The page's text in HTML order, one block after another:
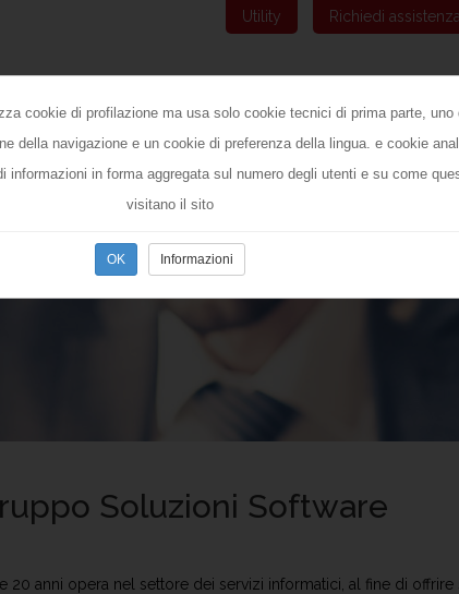
Utility Richiedi assistenza
Soluzioni Software
20 anni opera nel settore dei servizi informatici, al fine di
cookie di profilazione ma usa solo cookie tecnici di prima parte, uno
della navigazione e un cookie di preferenza della lingua. e cookie
informazioni in forma aggregata sul numero degli utenti e su come
visitano il sito
Informazioni